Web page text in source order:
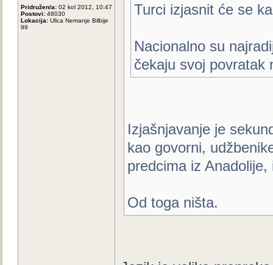
Pridružen/a: 02 kol 2012, 10:47
Postovi: 48030
Lokacija: Ulica Nemanje Bilbije
99
Turci izjasnit će se
Nacionalno su
čekaju svoj povratak
Izjašnjavanje je
kao govorni,
predcima iz Anadolije,
Od toga ništa.